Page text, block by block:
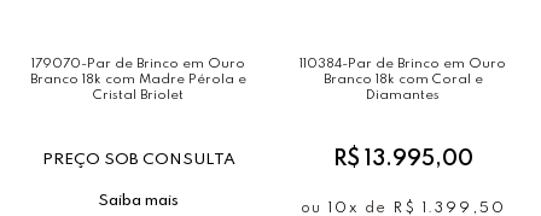
179070-Par de Brinco em Ouro
Branco 18k com Madre Pérola e
Cristal Briolet
PREÇO SOB CONSULTA
Saiba mais
110384-Par de Brinco em Ouro
Branco 18k com Coral e
Diamantes
R$ 13.995,00
ou 10x de R$ 1.399,50